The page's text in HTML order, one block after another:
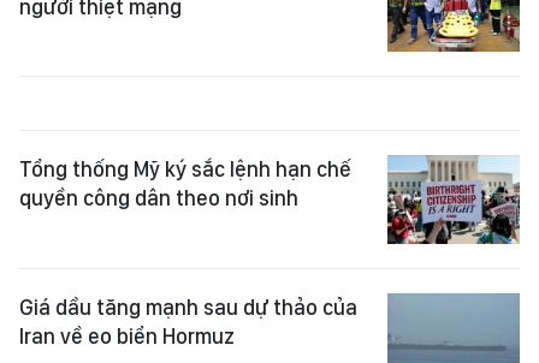
người thiệt mạng
Tổng thống Mỹ ký sắc lệnh hạn chế
quyền công dân theo nơi sinh
Giá dầu tăng mạnh sau dự thảo của
Iran về eo biển Hormuz